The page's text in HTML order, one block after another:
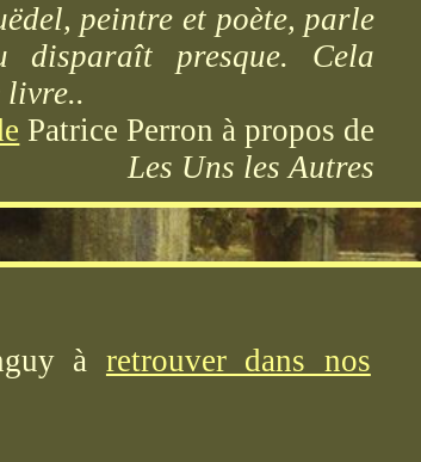
peintre et poète, parle
disparaît presque. Cela
livre..
Patrice Perron à propos de
Les Uns les Autres
à retrouver dans nos